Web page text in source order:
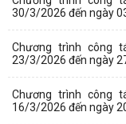
30/3/2026 đến ngày
Chương trình công
23/3/2026 đến ngày
Chương trình công
16/3/2026 đến ngày